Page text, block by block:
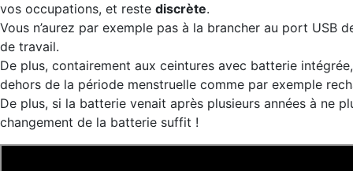
vos occupations, et reste discrète.
Vous n’aurez par exemple pas à la brancher au port USB
de travail.
De plus, contairement aux ceintures avec batterie
dehors de la période menstruelle comme par exemple
De plus, si la batterie venait après plusieurs années à ne
changement de la batterie suffit !